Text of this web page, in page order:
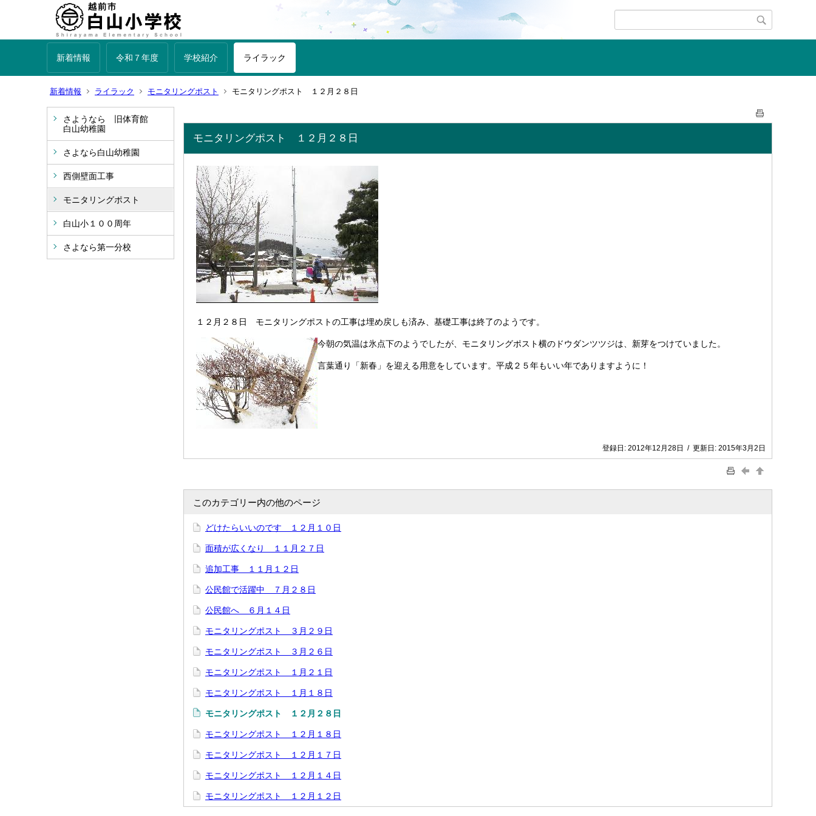
新着情報 令和７年度 学校紹介 ライラック
新着情報 ライラック モニタリングポスト モニタリングポスト １２月２８日
さようなら 旧体育館
白山幼稚園
さよなら白山幼稚園
西側壁面工事
モニタリングポスト
白山小１００周年
さよなら第一分校
モニタリングポスト １２月２８日
１２月２８日 モニタリングポストの工事は埋め戻しも済み、基礎工事は終了のようです。
今朝の気温は氷点下のようでしたが、モニタリングポスト横のドウダンツツジは、新芽をつけていました。
言葉通り「新春」を迎える用意をしています。平成２５年もいい年でありますように！
登録日: 2012年12月28日 / 更新日: 2015年3月2日
このカテゴリー内の他のページ
どけたらいいのです １２月１０日
面積が広くなり １１月２７日
追加工事 １１月１２日
公民館で活躍中 ７月２８日
公民館へ ６月１４日
モニタリングポスト ３月２９日
モニタリングポスト ３月２６日
モニタリングポスト １月２１日
モニタリングポスト １月１８日
モニタリングポスト １２月２８日
モニタリングポスト １２月１８日
モニタリングポスト １２月１７日
モニタリングポスト １２月１４日
モニタリングポスト １２月１２日